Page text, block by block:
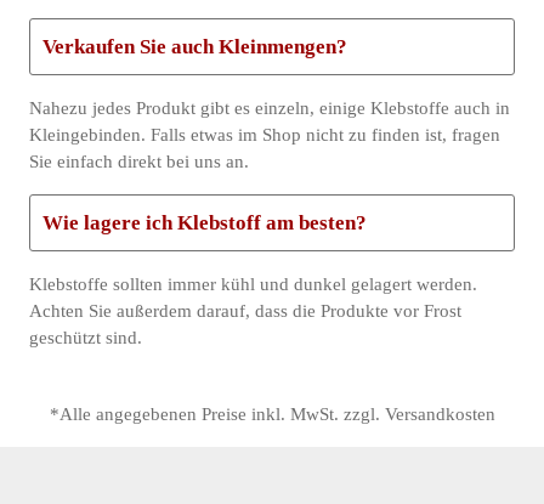
Verkaufen Sie auch Kleinmengen?
Nahezu jedes Produkt gibt es einzeln, einige Klebstoffe auch in
Kleingebinden. Falls etwas im Shop nicht zu finden ist, fragen
Sie einfach direkt bei uns an.
Wie lagere ich Klebstoff am besten?
Klebstoffe sollten immer kühl und dunkel gelagert werden.
Achten Sie außerdem darauf, dass die Produkte vor Frost
geschützt sind.
*Alle angegebenen Preise inkl. MwSt. zzgl. Versandkosten